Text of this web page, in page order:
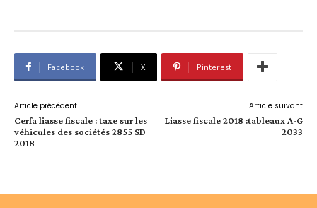
Facebook X Pinterest
Article précédent
Cerfa liasse fiscale : taxe sur les
véhicules des sociétés 2855 SD
2018
Article suivant
Liasse fiscale 2018 :tableaux A-G
2033